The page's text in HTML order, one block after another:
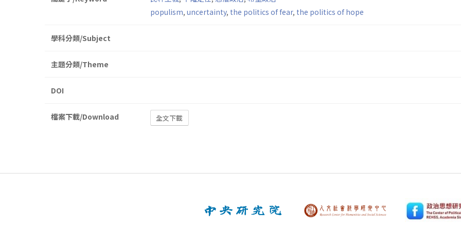
populism, uncertainty, the politics of fear, the politics of hope
學科分類/Subject
主題分類/Theme
DOI
檔案下載/Download 全文下載